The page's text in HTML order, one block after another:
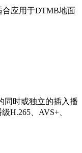
合应用于DTMB地面
同时或独立的插入播
H.265、AVS+、